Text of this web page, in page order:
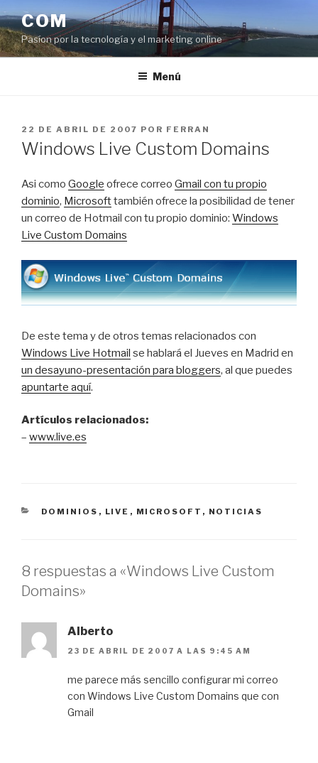
al
contenido
COM
Pasíon por la tecnología y el marketing online
Menú
PUBLICADO
EL
22 DE ABRIL DE 2007 POR FERRAN
Windows Live Custom Domains
Asi como Google ofrece correo Gmail con tu propio
dominio, Microsofttambién ofrece la posibilidad de tener
un correo de Hotmail con tu propio dominio: Windows
Live Custom Domains
De este tema y de otros temas relacionados con
Windows Live Hotmail se hablará el Jueves en Madrid en
un desayuno-presentación para bloggers, al que puedes
apuntarte aquí.
Artículos relacionados:
– www.live.es
CATEGORÍAS
DOMINIOS , LIVE , MICROSOFT , NOTICIAS
8 respuestas a «Windows Live Custom
Domains»
Alberto
23 DE ABRIL DE 2007 A LAS 9:45 AM
me parece más sencillo configurar mi correo
con Windows Live Custom Domains que con
Gmail